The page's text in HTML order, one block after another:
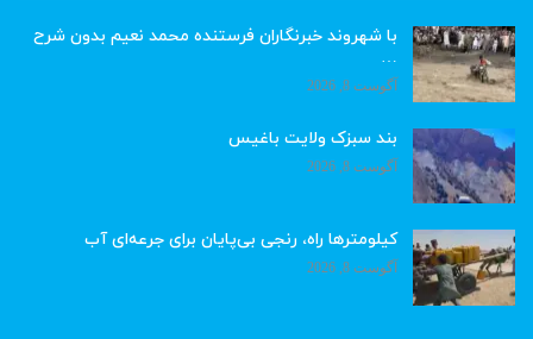
با شهروند خبرنگاران فرستنده محمد نعیم بدون شرح
…
آگوست 8, 2026
بند سبزک ولایت باغیس
آگوست 8, 2026
کیلومترها راه، رنجی بی‌پایان برای جرعه‌ای آب
آگوست 8, 2026